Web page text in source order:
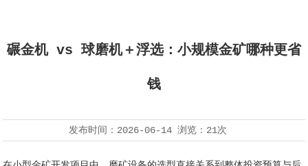
碾金机 vs 球磨机＋浮选：小规模金矿哪种更省
钱
发布时间： 2026-06-14 浏览： 21次